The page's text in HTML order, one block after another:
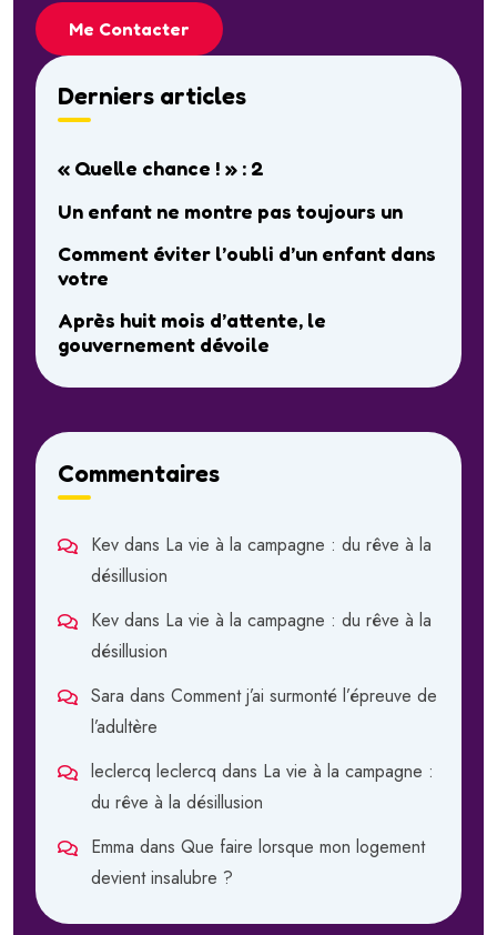
Me Contacter
Derniers articles
« Quelle chance ! » : 2
Un enfant ne montre pas toujours un
Comment éviter l’oubli d’un enfant dans
votre
Après huit mois d’attente, le
gouvernement dévoile
Commentaires
Kev dans La vie à la campagne : du rêve à la
désillusion
Kev dans La vie à la campagne : du rêve à la
désillusion
Sara dans Comment j’ai surmonté l’épreuve de
l’adultère
leclercq leclercq dans La vie à la campagne :
du rêve à la désillusion
Emma dans Que faire lorsque mon logement
devient insalubre ?